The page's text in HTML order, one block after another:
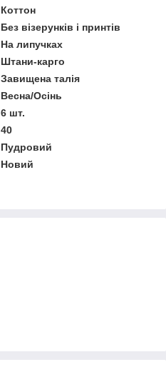
Коттон
Без візерунків і принтів
На липучках
Штани-карго
Завищена талія
Весна/Осінь
6 шт.
40
Пудровий
Новий